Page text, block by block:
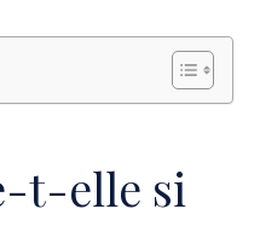
t-elle si